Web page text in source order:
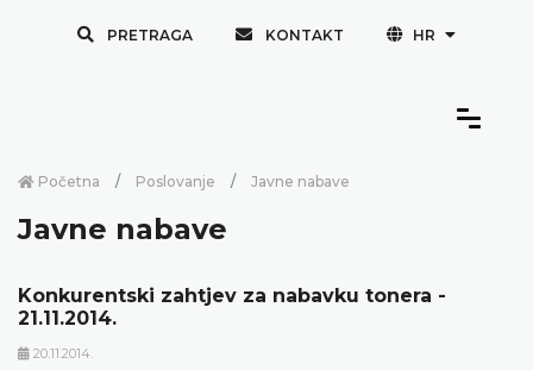
PRETRAGA KONTAKT HR
Početna Poslovanje Javne nabave
Javne nabave
Konkurentski zahtjev za nabavku tonera -
21.11.2014.
20.11.2014.